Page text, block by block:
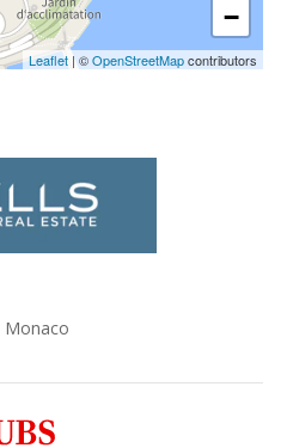
−
Leaflet | ©OpenStreetMapcontributors
Monaco